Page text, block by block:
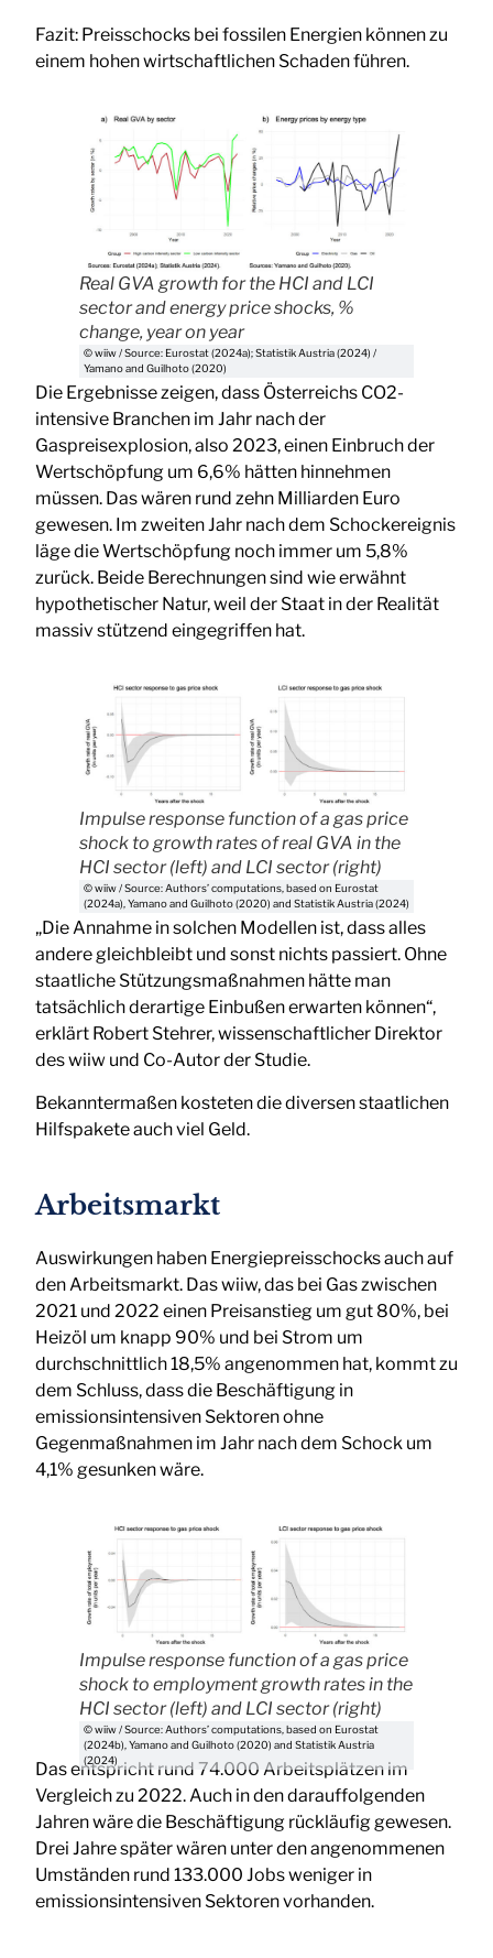
Fazit: Preisschocks bei fossilen Energien können zu
einem hohen wirtschaftlichen Schaden führen.
Real GVA growth for the HCI and LCI
sector and energy price shocks, %
change, year on year
© wiiw / Source: Eurostat (2024a); Statistik Austria (2024) /
Yamano and Guilhoto (2020)
Die Ergebnisse zeigen, dass Österreichs CO2-
intensive Branchen im Jahr nach der
Gaspreisexplosion, also 2023, einen Einbruch der
Wertschöpfung um 6,6% hätten hinnehmen
müssen. Das wären rund zehn Milliarden Euro
gewesen. Im zweiten Jahr nach dem Schockereignis
läge die Wertschöpfung noch immer um 5,8%
zurück. Beide Berechnungen sind wie erwähnt
hypothetischer Natur, weil der Staat in der Realität
massiv stützend eingegriffen hat.
Impulse response function of a gas price
shock to growth rates of real GVA in the
HCI sector (left) and LCI sector (right)
© wiiw / Source: Authors’ computations, based on Eurostat
(2024a), Yamano and Guilhoto (2020) and Statistik Austria (2024)
„Die Annahme in solchen Modellen ist, dass alles
andere gleichbleibt und sonst nichts passiert. Ohne
staatliche Stützungsmaßnahmen hätte man
tatsächlich derartige Einbußen erwarten können“,
erklärt Robert Stehrer, wissenschaftlicher Direktor
des wiiw und Co-Autor der Studie.
Bekanntermaßen kosteten die diversen staatlichen
Hilfspakete auch viel Geld.
Arbeitsmarkt
Auswirkungen haben Energiepreisschocks auch auf
den Arbeitsmarkt. Das wiiw, das bei Gas zwischen
2021 und 2022 einen Preisanstieg um gut 80%, bei
Heizöl um knapp 90% und bei Strom um
durchschnittlich 18,5% angenommen hat, kommt zu
dem Schluss, dass die Beschäftigung in
emissionsintensiven Sektoren ohne
Gegenmaßnahmen im Jahr nach dem Schock um
4,1% gesunken wäre.
Impulse response function of a gas price
shock to employment growth rates in the
HCI sector (left) and LCI sector (right)
© wiiw / Source: Authors’ computations, based on Eurostat
(2024b), Yamano and Guilhoto (2020) and Statistik Austria
(2024)
Das entspricht rund 74.000 Arbeitsplätzen im
Vergleich zu 2022. Auch in den darauffolgenden
Jahren wäre die Beschäftigung rückläufig gewesen.
Drei Jahre später wären unter den angenommenen
Umständen rund 133.000 Jobs weniger in
emissionsintensiven Sektoren vorhanden.